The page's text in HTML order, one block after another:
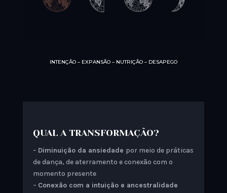
INTENÇÃO – EXPANSÃO – NUTRIÇÃO – DESAPEGO
QUAL A TRANSFORMAÇÃO?⁣
– Diminuição da ansiedade por meio de práticas
de dança, de aterramento e ⁣conexão com o
momento presente
– Conexão com a intuição⁣ e ancestralidade